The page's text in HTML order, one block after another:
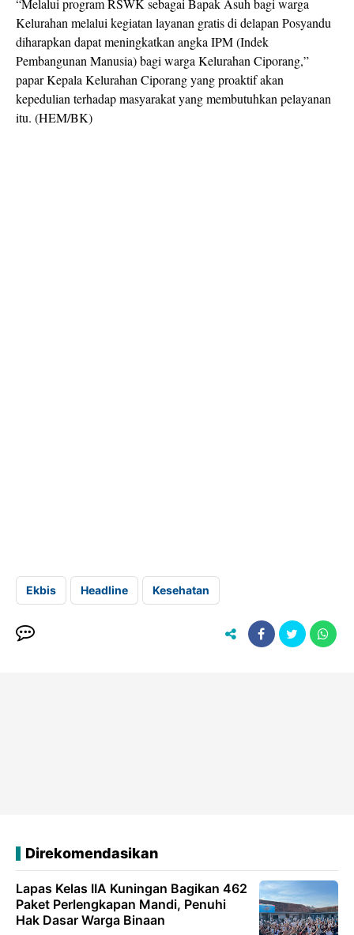
“Melalui program RSWK sebagai Bapak Asuh bagi warga
Kelurahan melalui kegiatan layanan gratis di delapan Posyandu
diharapkan dapat meningkatkan angka IPM (Indek
Pembangunan Manusia) bagi warga Kelurahan Ciporang,”
papar Kepala Kelurahan Ciporang yang proaktif akan
kepedulian terhadap masyarakat yang membutuhkan pelayanan
itu. (HEM/BK)
Ekbis Headline Kesehatan
Direkomendasikan
Lapas Kelas IIA Kuningan Bagikan 462
Paket Perlengkapan Mandi, Penuhi
Hak Dasar Warga Binaan